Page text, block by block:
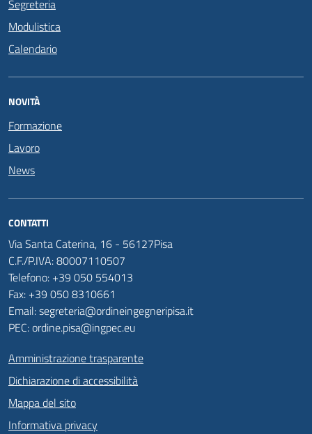
Segreteria
Modulistica
Calendario
NOVITÀ
Formazione
Lavoro
News
CONTATTI
Via Santa Caterina, 16 - 56127Pisa
C.F./P.IVA: 80007110507
Telefono: +39 050 554013
Fax: +39 050 8310661
Email: segreteria@ordineingegneripisa.it
PEC: ordine.pisa@ingpec.eu
Amministrazione trasparente
Dichiarazione di accessibilità
Mappa del sito
Informativa privacy